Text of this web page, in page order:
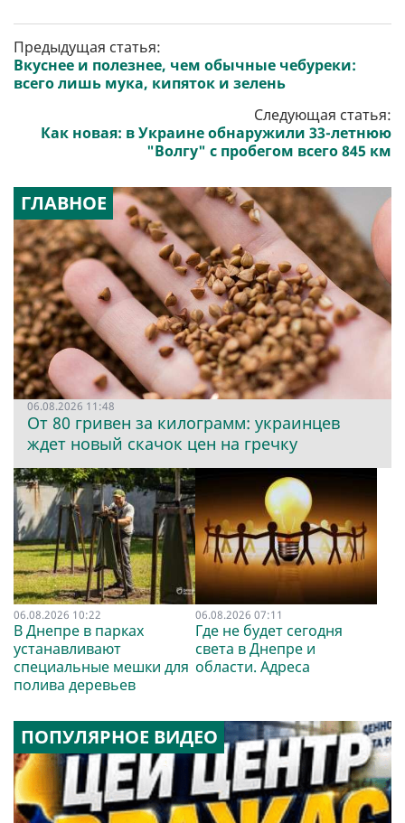
Предыдущая статья:
Вкуснее и полезнее, чем обычные чебуреки:
всего лишь мука, кипяток и зелень
Следующая статья:
Как новая: в Украине обнаружили 33-летнюю
"Волгу" с пробегом всего 845 км
ГЛАВНОЕ
06.08.2026 11:48
От 80 гривен за килограмм: украинцев
ждет новый скачок цен на гречку
06.08.2026 10:22
В Днепре в парках
устанавливают
специальные мешки для
полива деревьев
06.08.2026 07:11
Где не будет сегодня
света в Днепре и
области. Адреса
ПОПУЛЯРНОЕ ВИДЕО